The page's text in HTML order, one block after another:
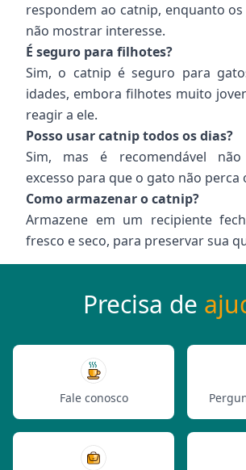
respondem ao catnip, enquanto
não mostrar interesse.
É seguro para filhotes?
Sim, o catnip é seguro para
idades, embora filhotes muito
reagir a ele.
Posso usar catnip todos os dias?
Sim, mas é recomendável
excesso para que o gato não perca
Como armazenar o catnip?
Armazene em um recipiente
fresco e seco, para preservar sua
Precisa de
Fale conosco